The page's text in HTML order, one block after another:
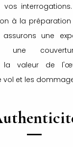
à la
une
une
la valeur de
vol et les